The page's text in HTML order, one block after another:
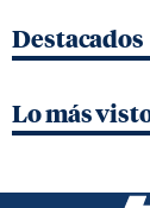
Destacados
Lo más